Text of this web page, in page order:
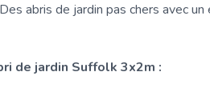
abris de jardin pas chers avec
de jardin Suffolk 3x2m :